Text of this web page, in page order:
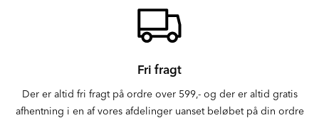
Fri fragt
Der er altid fri fragt på ordre over 599,- og der er altid gratis
afhentning i en af vores afdelinger uanset beløbet på din ordre